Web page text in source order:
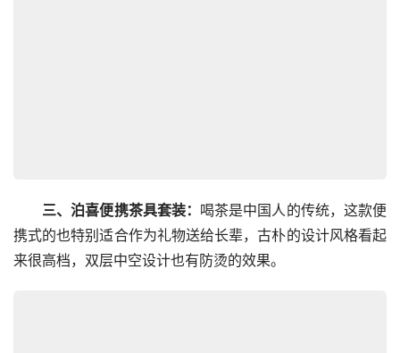
三、泊喜便携茶具套装： 喝茶是中国人的传统，这款便
携式的也特别适合作为礼物送给长辈，古朴的设计风格看起
来很高档，双层中空设计也有防烫的效果。